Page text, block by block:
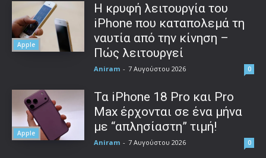
Apple
Η κρυφή λειτουργία του
iPhone που καταπολεμά τη
ναυτία από την κίνηση –
Πώς λειτουργεί
Aniram - 7 Αυγούστου 2026 0
Apple
Τα iPhone 18 Pro και Pro
Max έρχονται σε ένα μήνα
με “απλησίαστη” τιμή!
Aniram - 7 Αυγούστου 2026 0